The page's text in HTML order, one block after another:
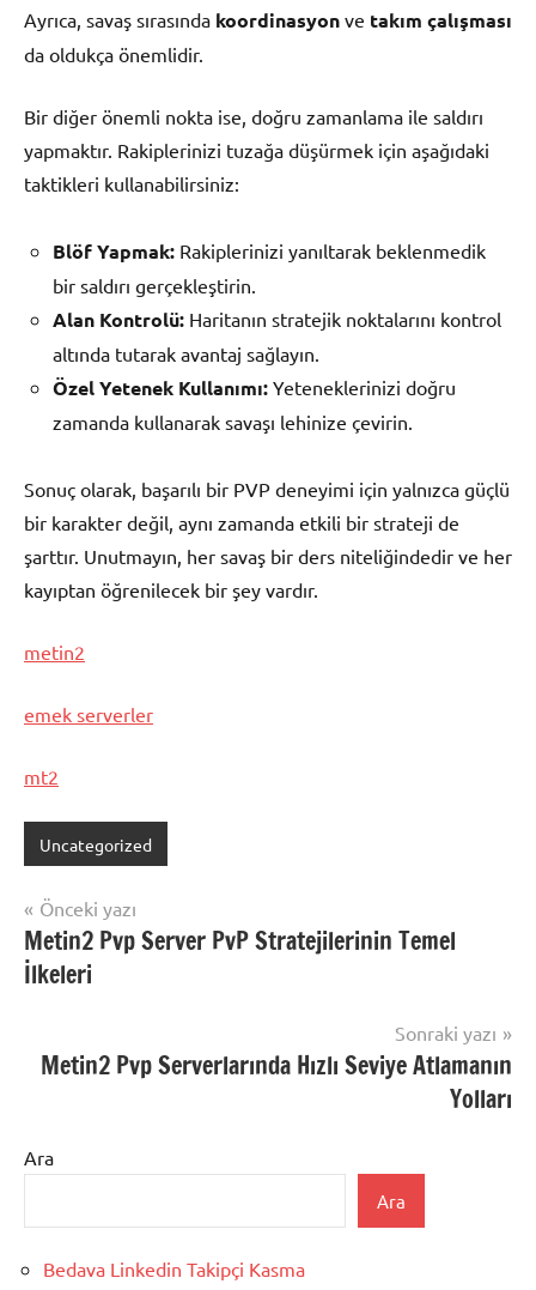
Ayrıca, savaş sırasında koordinasyon ve takım çalışması
da oldukça önemlidir.
Bir diğer önemli nokta ise, doğru zamanlama ile saldırı
yapmaktır. Rakiplerinizi tuzağa düşürmek için aşağıdaki
taktikleri kullanabilirsiniz:
Blöf Yapmak: Rakiplerinizi yanıltarak beklenmedik
bir saldırı gerçekleştirin.
Alan Kontrolü: Haritanın stratejik noktalarını kontrol
altında tutarak avantaj sağlayın.
Özel Yetenek Kullanımı: Yeteneklerinizi doğru
zamanda kullanarak savaşı lehinize çevirin.
Sonuç olarak, başarılı bir PVP deneyimi için yalnızca güçlü
bir karakter değil, aynı zamanda etkili bir strateji de
şarttır. Unutmayın, her savaş bir ders niteliğindedir ve her
kayıptan öğrenilecek bir şey vardır.
metin2
emek serverler
mt2
Uncategorized
Yazı
gezinmesi
Önceki yazı
Metin2 Pvp Server PvP Stratejilerinin Temel
İlkeleri
Sonraki yazı
Metin2 Pvp Serverlarında Hızlı Seviye Atlamanın
Yolları
Ara
Ara
Bedava Linkedin Takipçi Kasma